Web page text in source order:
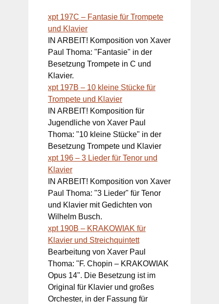
xpt 197C – Fantasie für Trompete
und Klavier
IN ARBEIT! Komposition von Xaver
Paul Thoma: "Fantasie" in der
Besetzung Trompete in C und
Klavier.
xpt 197B – 10 kleine Stücke für
Trompete und Klavier
IN ARBEIT! Komposition für
Jugendliche von Xaver Paul
Thoma: "10 kleine Stücke" in der
Besetzung Trompete und Klavier
xpt 196 – 3 Lieder für Tenor und
Klavier
IN ARBEIT! Komposition von Xaver
Paul Thoma: "3 Lieder" für Tenor
und Klavier mit Gedichten von
Wilhelm Busch.
xpt 190B – KRAKOWIAK für
Klavier und Streichquintett
Bearbeitung von Xaver Paul
Thoma: "F. Chopin – KRAKOWIAK
Opus 14". Die Besetzung ist im
Original für Klavier und großes
Orchester, in der Fassung für